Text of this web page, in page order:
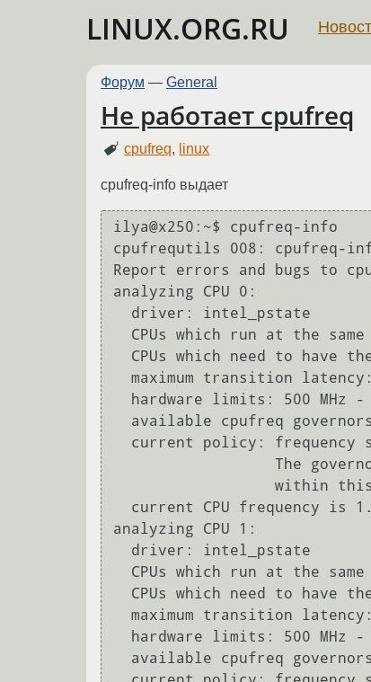
LINUX.ORG.RU
Форум — General
Не работает cpufreq
cpufreq, linux
cpufreq-info выдает
ilya@x250:~$ cpufreq-info
cpufrequtils 008: cpufreq-
Report errors and bugs to
analyzing CPU 0:
analyzing CPU 1: